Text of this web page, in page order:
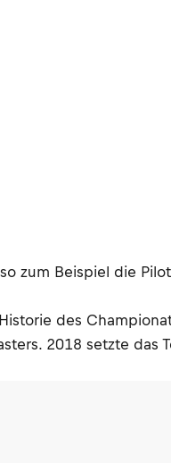
zum Beispiel die
des
2018 setzte das